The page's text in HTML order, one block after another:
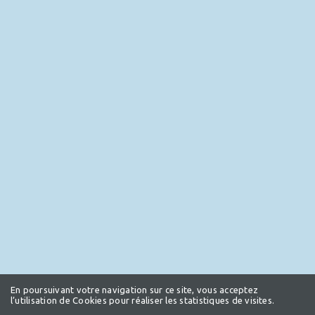
En poursuivant votre navigation sur ce site, vous acceptez
l’utilisation de Cookies pour réaliser les statistiques de visites.